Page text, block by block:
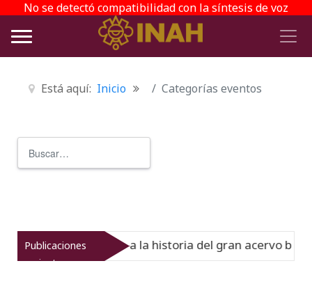
No se detectó compatibilidad con la síntesis de voz
Está aquí: Inicio Categorías eventos
Publicaciones
recientes
del Virreinato muestra la historia del gran acervo